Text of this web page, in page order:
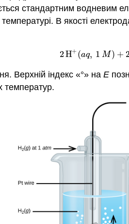
стандартним водневим
В якості
2H+(aq, 1 M) +
2H +(aq,1M)
Верхній індекс «°» на Е
температур.